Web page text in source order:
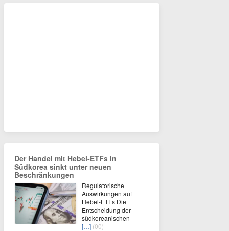
Der Handel mit Hebel-ETFs in
Südkorea sinkt unter neuen
Beschränkungen
Regulatorische
Auswirkungen auf
Hebel-ETFs Die
Entscheidung der
südkoreanischen
[…] (00)